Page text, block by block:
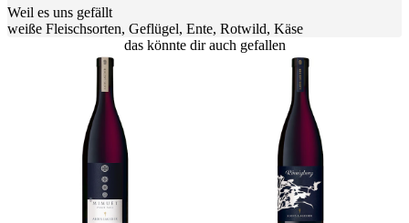
Weil es uns gefällt
weiße Fleischsorten, Geflügel, Ente, Rotwild, Käse
das könnte dir auch gefallen